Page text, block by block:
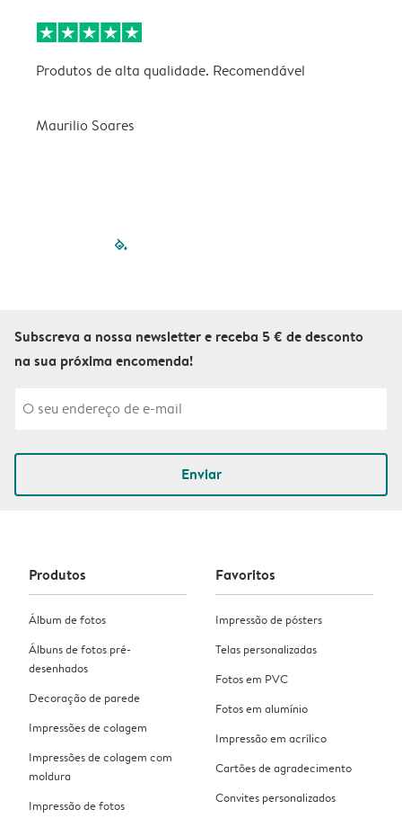
Produtos de alta qualidade. Recomendável
Maurilio Soares
filled-pagination
Subscreva a nossa newsletter e receba 5 € de desconto
na sua próxima encomenda!
Enviar
Produtos
Álbum de fotos
Álbuns de fotos pré-
desenhados
Decoração de parede
Impressões de colagem
Impressões de colagem com
moldura
Impressão de fotos
Favoritos
Impressão de pósters
Telas personalizadas
Fotos em PVC
Fotos em alumínio
Impressão em acrílico
Cartões de agradecimento
Convites personalizados